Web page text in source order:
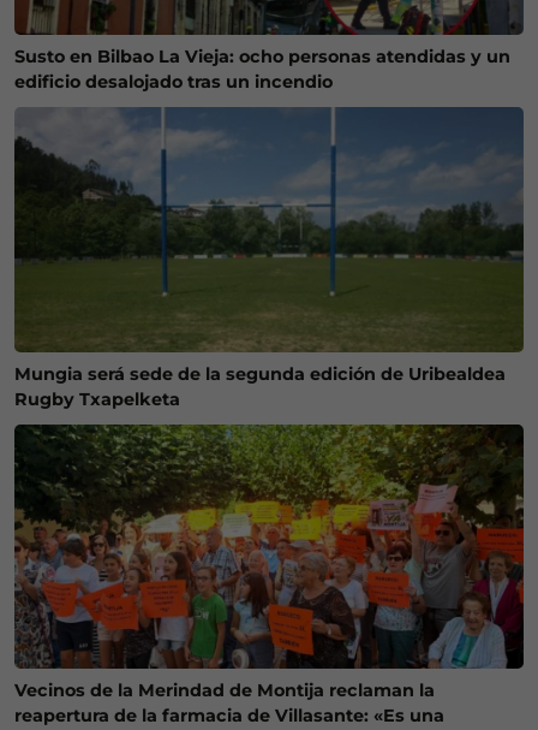
Susto en Bilbao La Vieja: ocho personas atendidas y un
edificio desalojado tras un incendio
Mungia será sede de la segunda edición de Uribealdea
Rugby Txapelketa
Vecinos de la Merindad de Montija reclaman la
reapertura de la farmacia de Villasante: «Es una